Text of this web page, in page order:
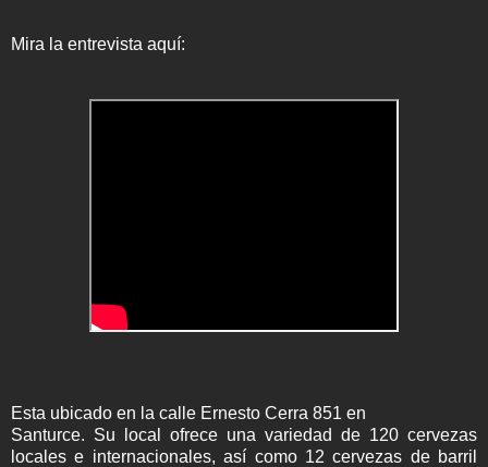
Mira la entrevista aquí:
Esta ubicado en la calle Ernesto Cerra 851 en
Santurce. Su local ofrece una variedad de 120 cervezas
locales e internacionales, así como 12 cervezas de barril